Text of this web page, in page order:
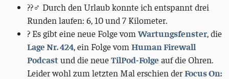
??‍♂️ Durch den Urlaub konnte ich entspannt drei
Runden laufen: 6, 10 und 7 Kilometer.
? Es gibt eine neue Folge vomWartungsfenster, die
Lage Nr. 424, ein Folge vomHuman Firewall
Podcastund die neueTilPod-Folge auf die Ohren.
Leider wohl zum letzten Mal erschien derFocus On: